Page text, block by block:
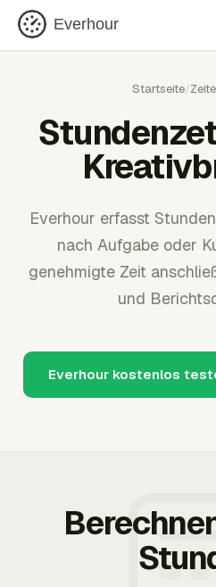
Everhour
Startseite/
Everhour erfasst
nach Aufgabe oder
genehmigte Zeit
und
Everhour kostenlos